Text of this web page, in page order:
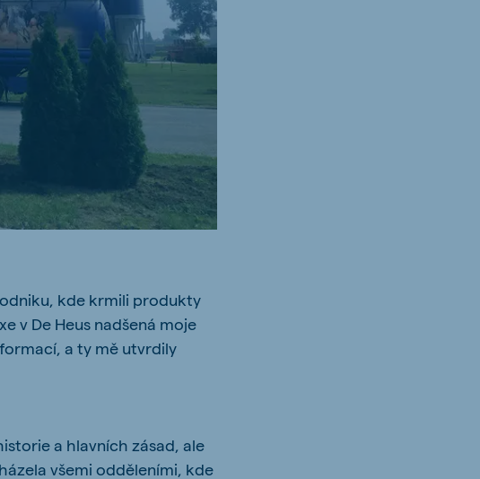
kde krmili produkty
v De Heus nadšená moje
a ty mě utvrdily
a hlavních zásad, ale
všemi odděleními, kde